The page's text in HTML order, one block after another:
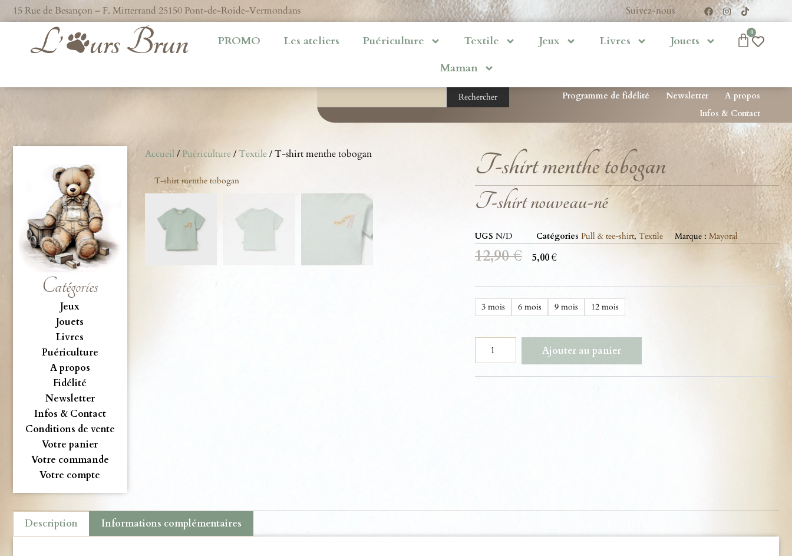
15 Rue de Besançon – F. Mitterrand 25150 Pont-de-Roide-Vermondans Suivez-nous
PROMO Les ateliers Puériculture Textile Jeux Livres
Jouets
Maman
0
Rechercher Programme de fidélité Newsletter
A propos
Infos & Contact
Catégories
Jeux
Jouets
Livres
Puériculture
A propos
Fidélité
Newsletter
Infos & Contact
Conditions de vente
Votre panier
Votre commande
Votre compte
Accueil / Puériculture/Textile/ T-shirt menthe tobogan T-shirt menthe tobogan
T-shirt nouveau-né
UGS N/D Catégories Pull & tee-shirt, Textile Marque :Mayoral
12,90€ 5,00€
3 mois 6 mois 9 mois 12 mois
Ajouter au panier
Description Informations complémentaires